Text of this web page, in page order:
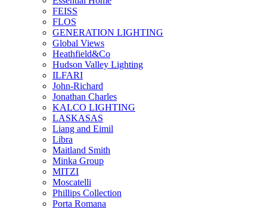
FEISS
FLOS
GENERATION LIGHTING
Global Views
Heathfield&Co
Hudson Valley Lighting
ILFARI
John-Richard
Jonathan Charles
KALCO LIGHTING
LASKASAS
Liang and Eimil
Libra
Maitland Smith
Minka Group
MITZI
Moscatelli
Phillips Collection
Porta Romana